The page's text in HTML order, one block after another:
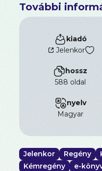
életüket szinte
rejtélyes küldetései
háború kitörésekor
nem tér haza.
hogy visszakapja a
információk híján –
Tomás álnéven
arra vár, hogy
Berta Islában Javier
áthat a színlelés, a
fűszerezett hűség. A
fürkészi, miközben a
További
kiadó
Jelenkor
hossz
588 oldal
nyelv
magyar
Jelenkor Regény
Kémregény
e-